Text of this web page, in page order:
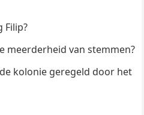
Filip?
meerderheid van stemmen?
kolonie geregeld door het